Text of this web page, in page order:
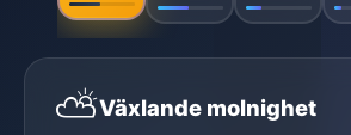
⛅Växlande molnighet